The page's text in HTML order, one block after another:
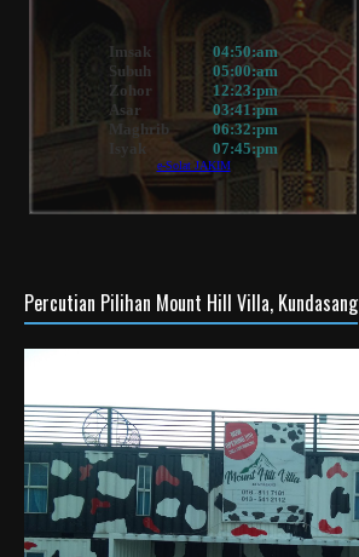
Percutian Pilihan Mount Hill Villa, Kundasang